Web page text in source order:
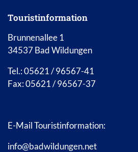
Touristinformation
Brunnenallee 1
34537 Bad Wildungen
Tel.: 05621 / 96567-41
Fax: 05621 / 96567-37
E-Mail Touristinformation:
info@badwildungen.net